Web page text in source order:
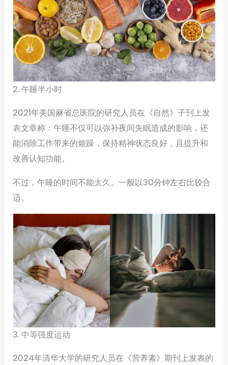
2. 午睡半小时
2021年美国麻省总医院的研究人员在《自然》子刊上发
表文章称：午睡不仅可以弥补夜间失眠造成的影响，还
能消除工作带来的烦躁，保持精神状态良好，且提升和
改善认知功能。
不过，午睡的时间不能太久。一般以30分钟左右比较合
适。
3. 中等强度运动
2024年清华大学的研究人员在《营养素》期刊上发表的